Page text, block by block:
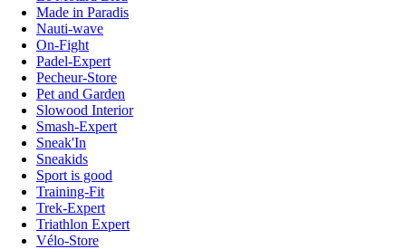
Made in Paradis
Nauti-wave
On-Fight
Padel-Expert
Pecheur-Store
Pet and Garden
Slowood Interior
Smash-Expert
Sneak'In
Sneakids
Sport is good
Training-Fit
Trek-Expert
Triathlon Expert
Vélo-Store